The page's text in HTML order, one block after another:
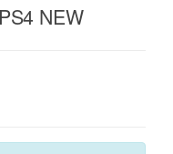
NEW